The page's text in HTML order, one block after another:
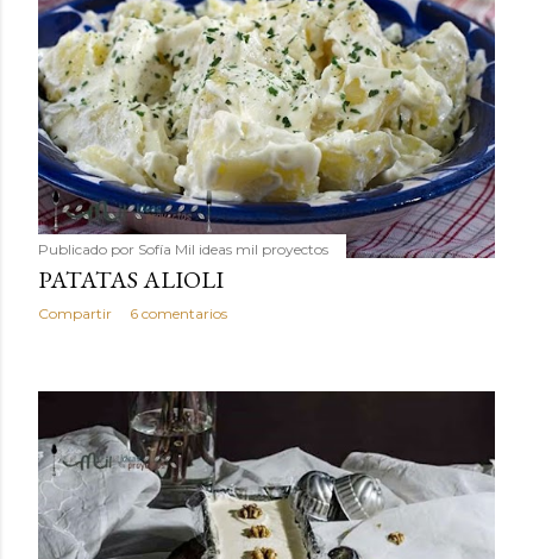
Publicado por Sofía Mil ideas mil proyectos
PATATAS ALIOLI
Compartir 6 comentarios